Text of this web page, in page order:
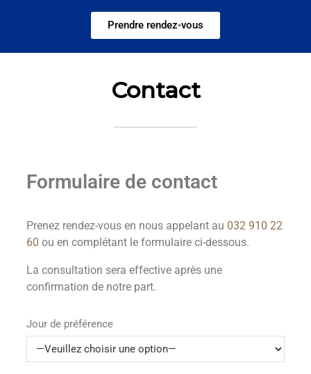
Prendre rendez-vous
Contact
Formulaire de contact
Prenez rendez-vous en nous appelant au 032 910 22
60 ou en complétant le formulaire ci-dessous.
La consultation sera effective après une
confirmation de notre part.
Jour de préférence